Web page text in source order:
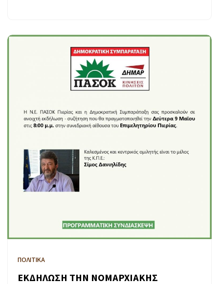
ΠΟΛΙΤΙΚΑ
ΕΚΔΗΛΩΣΗ ΤΗΝ ΝΟΜΑΡΧΙΑΚΗΣ